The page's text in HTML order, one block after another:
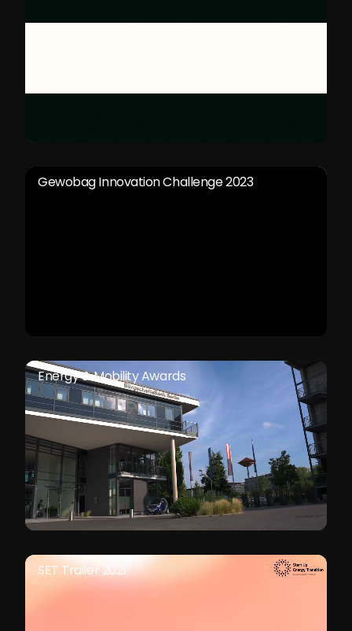
Gewobag Innovation Challenge 2023
Energy & Mobility Awards
SET Trailer 2021